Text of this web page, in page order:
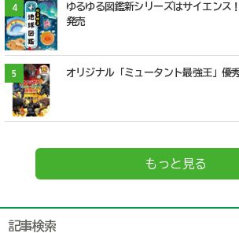
4
ゆるゆる図鑑新シリーズはサイエンス
発売
5 オリジナル「ミュータント最強王」優
もっと見る
記事検索